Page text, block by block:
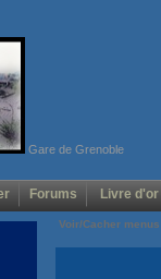
Gare de Grenoble
Forums Livre d'or
Voir/Cacher